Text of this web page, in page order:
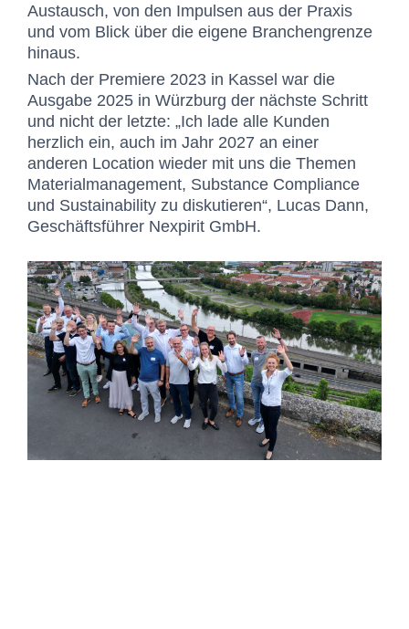
Austausch, von den Impulsen aus der Praxis
und vom Blick über die eigene Branchengrenze
hinaus.
Nach der Premiere 2023 in Kassel war die
Ausgabe 2025 in Würzburg der nächste Schritt
und nicht der letzte: „Ich lade alle Kunden
herzlich ein, auch im Jahr 2027 an einer
anderen Location wieder mit uns die Themen
Materialmanagement, Substance Compliance
und Sustainability zu diskutieren“, Lucas Dann,
Geschäftsführer Nexpirit GmbH.